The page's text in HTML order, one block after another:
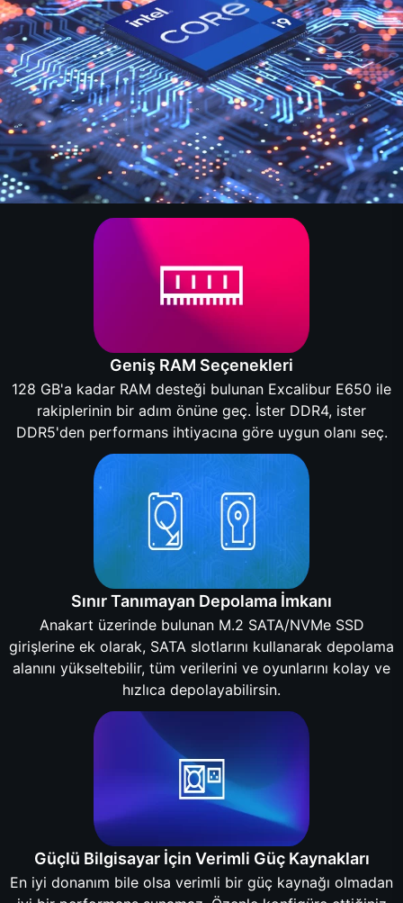
Geniş RAM Seçenekleri
128 GB'a kadar RAM desteği bulunan Excalibur E650 ile
rakiplerinin bir adım önüne geç. İster DDR4, ister
DDR5'den performans ihtiyacına göre uygun olanı seç.
Sınır Tanımayan Depolama İmkanı
Anakart üzerinde bulunan M.2 SATA/NVMe SSD
girişlerine ek olarak, SATA slotlarını kullanarak depolama
alanını yükseltebilir, tüm verilerini ve oyunlarını kolay ve
hızlıca depolayabilirsin.
Güçlü Bilgisayar İçin Verimli Güç Kaynakları
En iyi donanım bile olsa verimli bir güç kaynağı olmadan